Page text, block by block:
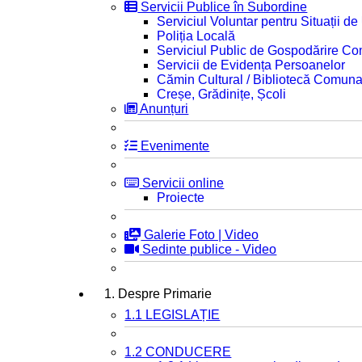
Servicii Publice în Subordine
Serviciul Voluntar pentru Situații de
Poliția Locală
Serviciul Public de Gospodărire
Servicii de Evidența Persoanelor
Cămin Cultural / Bibliotecă
Creșe, Grădinițe, Școli
Anunțuri
Evenimente
Servicii online
Proiecte
Galerie Foto | Video
Sedinte publice - Video
1. Despre Primarie
1.1 LEGISLAȚIE
1.2 CONDUCERE